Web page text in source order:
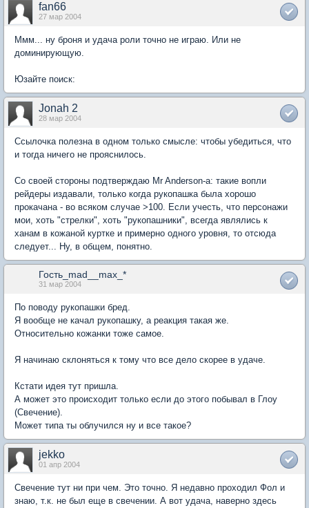
fan66
27 мар 2004
Ммм... ну броня и удача роли точно не играю. Или не
доминирующую.
Юзайте поиск:
Jonah 2
28 мар 2004
Ссылочка полезна в одном только смысле: чтобы убедиться, что
и тогда ничего не прояснилось.
Со своей стороны подтверждаю Mr Anderson-а: такие вопли
рейдеры издавали, только когда рукопашка была хорошо
прокачана - во всяком случае >100. Если учесть, что персонажи
мои, хоть "стрелки", хоть "рукопашники", всегда являлись к
ханам в кожаной куртке и примерно одного уровня, то отсюда
следует... Ну, в общем, понятно.
Гость_mad__max_*
31 мар 2004
По поводу рукопашки бред.
Я вообще не качал рукопашку, а реакция такая же.
Относительно кожанки тоже самое.
Я начинаю склоняться к тому что все дело скорее в удаче.
Кстати идея тут пришла.
А может это происходит только если до этого побывал в Глоу
(Свечение).
Может типа ты облучился ну и все такое?
jekko
01 апр 2004
Свечение тут ни при чем. Это точно. Я недавно проходил Фол и
знаю, т.к. не был еще в свечении. А вот удача, наверно здесь